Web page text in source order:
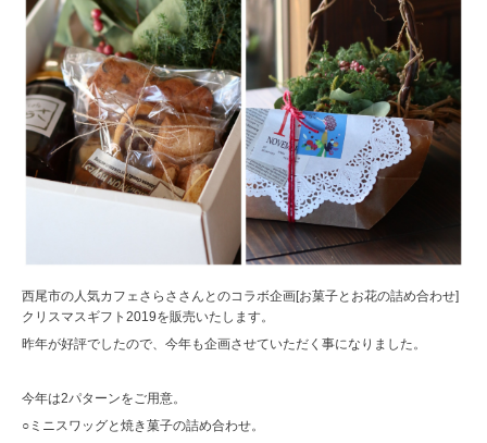
西尾市の人気カフェさらささんとのコラボ企画[お菓子とお花の詰め合わせ]
クリスマスギフト2019を販売いたします。
昨年が好評でしたので、今年も企画させていただく事になりました。
今年は2パターンをご用意。
○ミニスワッグと焼き菓子の詰め合わせ。